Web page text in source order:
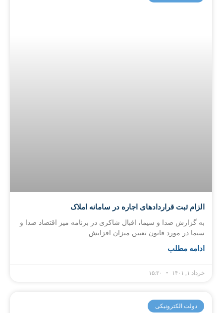
الزام ثبت قرارداد‌های اجاره در سامانه املاک
به گزارش صدا و سیما، اقبال شاکری در برنامه میز اقتصاد صدا و
سیما در مورد قانون تعیین میزان افزایش
ادامه مطلب
خرداد ۱, ۱۴۰۱
دولت الکترونیکی